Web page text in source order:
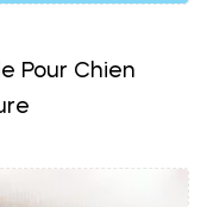
Pour Chien